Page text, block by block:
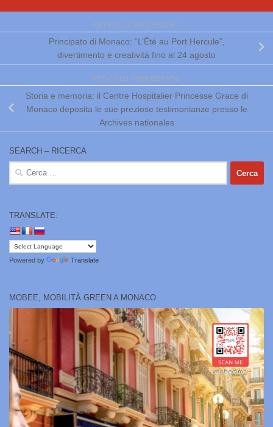
ARTICOLO SUCCESSIVO
Principato di Monaco: “L’Été au Port Hercule”,
divertimento e creatività fino al 24 agosto
ARTICOLO PRECEDENTE
Storia e memoria: il Centre Hospitalier Princesse Grace di
Monaco deposita le sue preziose testimonianze presso le
Archives nationales
SEARCH – RICERCA
Ricerca
TRANSLATE:
Powered by Translate
MOBEE, MOBILITÀ GREEN A MONACO